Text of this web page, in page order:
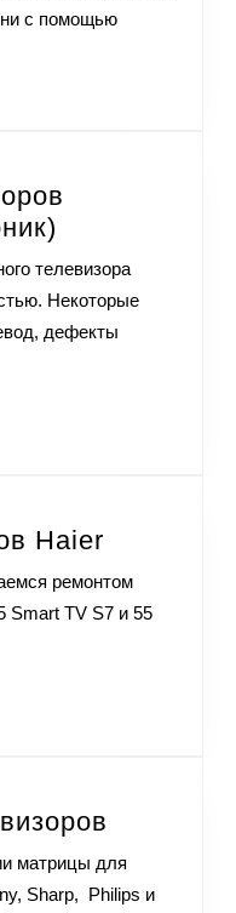
ни с помощью
Некоторые
дефекты
Haier
Smart TV S7 и 55
Sharp, Philips и